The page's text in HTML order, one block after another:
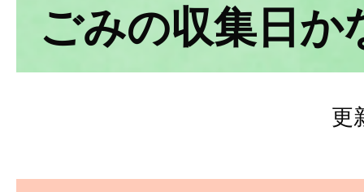
ごみの収集日か
更